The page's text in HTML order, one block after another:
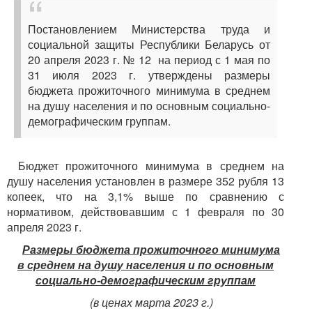
Постановлением Министерства труда и
социальной защиты Республики Беларусь от
20 апреля 2023 г. № 12 на период с 1 мая по
31 июля 2023 г. утверждены размеры
бюджета прожиточного минимума в среднем
на душу населения и по основным социально-
демографическим группам.
Бюджет прожиточного минимума в среднем на
душу населения установлен в размере 352 рубля 13
копеек, что на 3,1% выше по сравнению с
нормативом, действовавшим с 1 февраля по 30
апреля 2023 г.
Размеры бюджета прожиточного минимума
в среднем на душу населения и по основным
социально-демографическим группам
(в ценах марта 2023 г.)